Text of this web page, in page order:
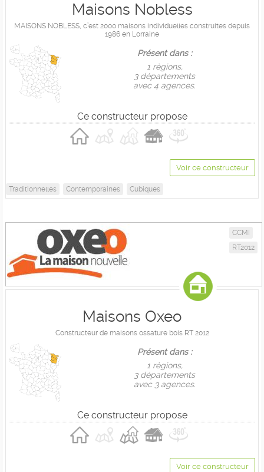
Maisons Nobless
MAISONS NOBLESS, c’est 2000 maisons individuelles construites depuis
1986 en Lorraine
Présent dans :
1 règions,
3 départements
avec 4 agences.
Ce constructeur propose
Voir ce constructeur
Traditionnelles Contemporaines Cubiques
CCMI
RT2012
Maisons Oxeo
Constructeur de maisons ossature bois RT 2012
Présent dans :
1 règions,
3 départements
avec 3 agences.
Ce constructeur propose
Voir ce constructeur